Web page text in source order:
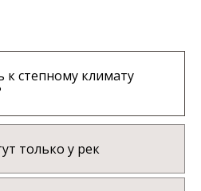
к степному климату
только у рек